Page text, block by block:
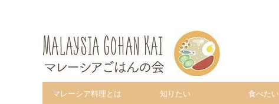
マレーシア料理とは 知りたい 食べたい